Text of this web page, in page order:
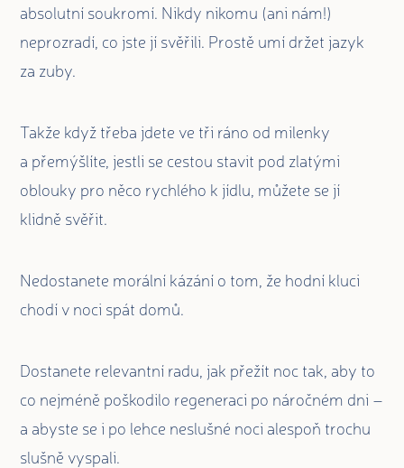
absolutní soukromí. Nikdy nikomu (ani nám!)
neprozradí, co jste jí svěřili. Prostě umí držet jazyk
za zuby.
Takže když třeba jdete ve tři ráno od milenky
a přemýšlíte, jestli se cestou stavit pod zlatými
oblouky pro něco rychlého k jídlu, můžete se jí
klidně svěřit.
Nedostanete morální kázání o tom, že hodní kluci
chodí v noci spát domů.
Dostanete relevantní radu, jak přežít noc tak, aby to
co nejméně poškodilo regeneraci po náročném dni –
a abyste se i po lehce neslušné noci alespoň trochu
slušně vyspali.